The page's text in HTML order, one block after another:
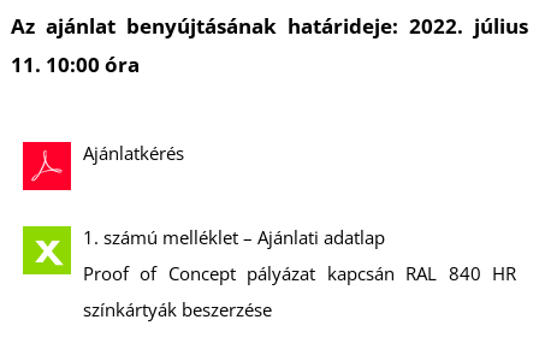
Az ajánlat benyújtásának határideje: 2022. július
11. 10:00 óra
Ajánlatkérés
1. számú melléklet – Ajánlati adatlap
Proof of Concept pályázat kapcsán RAL 840 HR
színkártyák beszerzése